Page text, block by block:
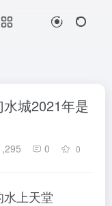
城2021年是
0 0
上天堂